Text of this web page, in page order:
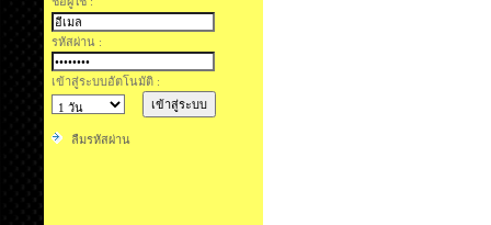
รหัสผ่าน :
เข้าสู่ระบบอัตโนมัติ :
ลืมรหัสผ่าน